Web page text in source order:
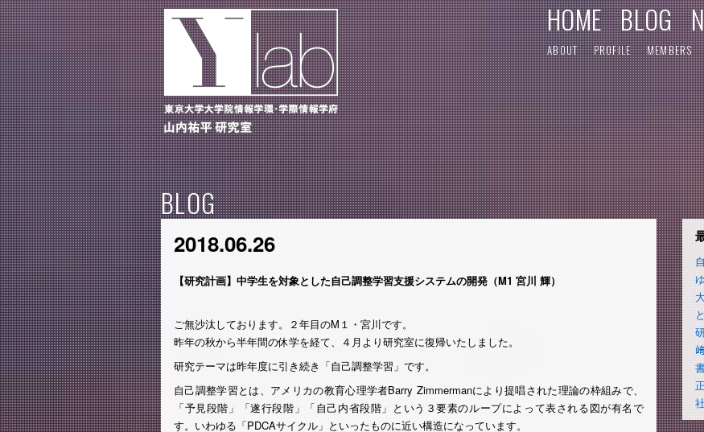
HOME BLOG
ABOUT PROFILE MEMBERS
BLOG
2018.06.26
【研究計画】中学生を対象とした自己調整学習支援システムの開発（M1 宮川 輝）
ご無沙汰しております。２年目のM１・宮川です。
昨年の秋から半年間の休学を経て、４月より研究室に復帰いたしました。
研究テーマは昨年度に引き続き「自己調整学習」です。
自己調整学習とは、アメリカの教育心理学者Barry Zimmermanにより提唱された理論の枠組みで、
「予見段階」「遂行段階」「自己内省段階」という３要素のループによって表される図が有名で
す。いわゆる「PDCAサイクル」といったものに近い構造になっています。